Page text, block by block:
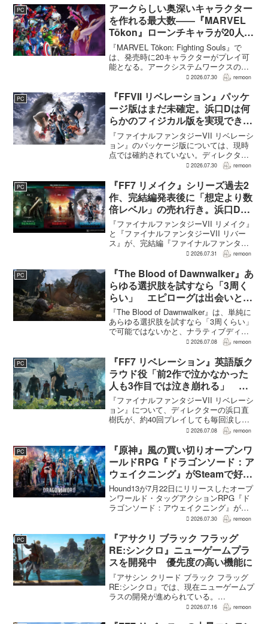
作と変わることで、これまで見られなか
った一面がよ...
PC
アークらしい奥深いキャラクター
を作れる最大数――『MARVEL
Tōkon』ローンチキャラが20人に
なった理由
『MARVEL Tōkon: Fighting Souls』で
は、発売時に20キャラクターがプレイ可
能となる。アークシステムワークスの山
中丈嗣プロデューサーは、この人数につ
果だと説明。そのうえで、同社らし...
2026.07.30 remoon
PC
『FFVII リベレーション』パッケ
ージ版はまだ未確定。浜口Dは何
らかのフィジカル版を実現できる
よう調整中
『ファイナルファンタジーVII リベレーシ
ョン』のパッケージ版については、現時
点では確約されていない。ディレクター
の浜口直樹氏によると、具体的な商品ラ
フィジカル版を実現できるよう調整を進
めているという。G...
2026.07.30 remoon
PC
『FF7 リメイク』シリーズ過去2
作、完結編発表後に「想定より数
倍レベル」の売れ行き。浜口Dが
明かす
『ファイナルファンタジーVII リメイク』
と『ファイナルファンタジーVII リバー
ス』が、完結編『ファイナルファンタジ
ーVII リベレーション』の発表後、「我々
ると、シリーズディレクターの浜口直樹
氏がAU...
2026.07.31 remoon
PC
『The Blood of Dawnwalker』あ
らゆる選択肢を試すなら「3周く
らい」 エピローグは出会いと選
択で変化
『The Blood of Dawnwalker』は、単純に
あらゆる選択肢を試すなら「3周くらい」
で可能ではないかと、ナラティブディレ
クターのJakub Szamałek氏がファミ
はエンディングへ収束...
2026.07.08 remoon
PC
『FF7 リベレーション』英語版ク
ラウド役「前2作で泣かなかった
人も3作目では泣き崩れる」 浜
口Dも約40回泣いたクラウドの重
要場面に言及
『ファイナルファンタジーVII リベレーシ
ョン』について、ディレクターの浜口直
樹氏が、約40回プレイしても毎回涙した
というクラウドの重要な場面について語
氏も、「最初の2作で泣かなかった人も...
2026.07.08 remoon
PC
『原神』風の買い切りオープンワ
ールドRPG『ドラゴンソード：ア
ウェイクニング』がSteamで好発
進。価格3,480円、レビュー5,000
件超で約90％好評
Hound13が7月22日にリリースしたオープ
ンワールド・タッグアクションRPG『ド
ラゴンソード：アウェイクニング』が、
Steamで好調なスタートを切った。7月30
ユーザーレビューは5,710件に達し、う...
2026.07.30 remoon
PC
『アサクリ ブラック フラッグ
RE:シンクロ』ニューゲームプラ
スを開発中 優先度の高い機能に
『アサシン クリード ブラック フラッグ
RE:シンクロ』では、現在ニューゲームプ
ラスの開発が進められている。
GamesRadar+によると、ゲームディレク
2026.07.16 remoon